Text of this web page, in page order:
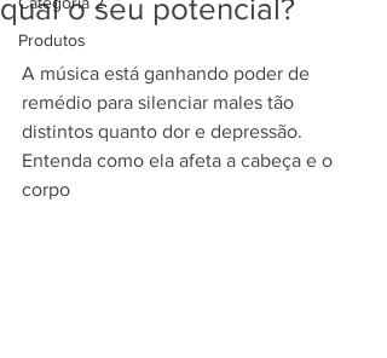
Produtos
qual o seu potencial?
A música está ganhando poder de
remédio para silenciar males tão
distintos quanto dor e depressão.
Entenda como ela afeta a cabeça e o
corpo